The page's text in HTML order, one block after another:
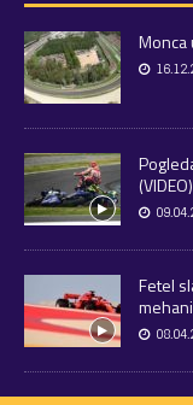
Monca
(VIDEO)
Fetel